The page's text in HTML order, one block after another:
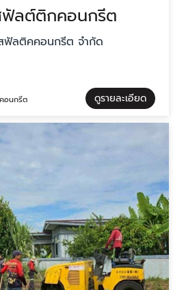
ฟัลต์ติกคอนกรีต
ฟัลติคคอนกรีต จำกัด
อนกรีต ดูรายละเอียด